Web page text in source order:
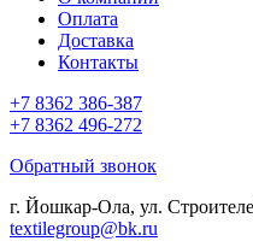
Оплата
Доставка
Контакты
+7 8362 386-387
+7 8362 496-272
Обратный звонок
г. Йошкар-Ола, ул.
textilegroup@bk.ru